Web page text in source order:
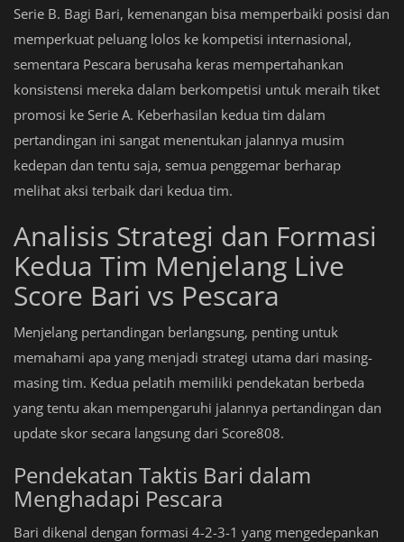
Serie B. Bagi Bari, kemenangan bisa memperbaiki posisi dan
memperkuat peluang lolos ke kompetisi internasional,
sementara Pescara berusaha keras mempertahankan
konsistensi mereka dalam berkompetisi untuk meraih tiket
promosi ke Serie A. Keberhasilan kedua tim dalam
pertandingan ini sangat menentukan jalannya musim
kedepan dan tentu saja, semua penggemar berharap
melihat aksi terbaik dari kedua tim.
Analisis Strategi dan Formasi
Kedua Tim Menjelang Live
Score Bari vs Pescara
Menjelang pertandingan berlangsung, penting untuk
memahami apa yang menjadi strategi utama dari masing-
masing tim. Kedua pelatih memiliki pendekatan berbeda
yang tentu akan mempengaruhi jalannya pertandingan dan
update skor secara langsung dari Score808.
Pendekatan Taktis Bari dalam
Menghadapi Pescara
Bari dikenal dengan formasi 4-2-3-1 yang mengedepankan